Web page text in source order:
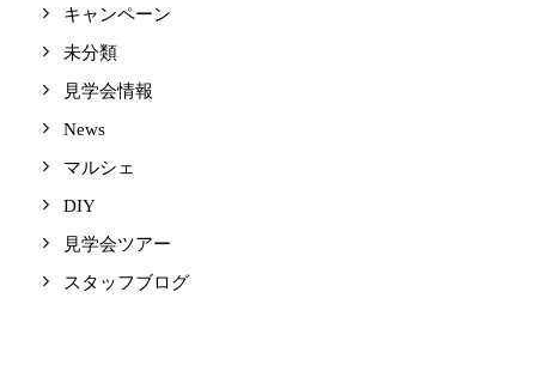
キャンペーン
未分類
見学会情報
News
マルシェ
DIY
見学会ツアー
スタッフブログ